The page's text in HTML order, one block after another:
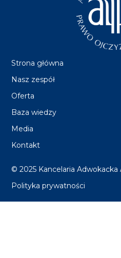
Strona główna
Nasz zespół
Oferta
Baza wiedzy
Media
Kontakt
© 2025 Kancelaria Adwokacka
Polityka prywatności